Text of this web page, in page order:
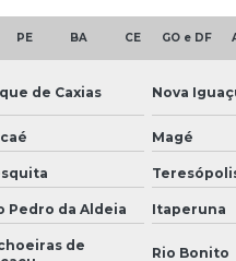
PE BA CE GO e DF
de Caxias Nova
Magé
Pedro da Aldeia Itaperuna
de
Rio Bonito